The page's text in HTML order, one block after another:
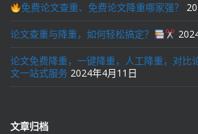
免费论文查重、免费论文降重哪家强？
论文查重与降重，如何轻松搞定？
论文免费降重，一键降重，人工降重，对比
文一站式服务 2024年4月11日
文章归档